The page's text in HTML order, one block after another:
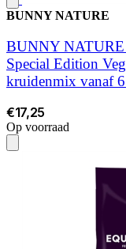
BUNNY NATURE
BUNNY NATURE
Special Edition
kruidenmix vanaf
€17,25
Op voorraad